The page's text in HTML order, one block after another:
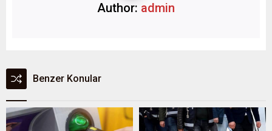
Author: admin
Benzer Konular